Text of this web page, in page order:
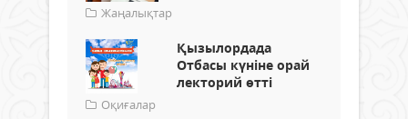
Жаңалықтар
Қызылордада
Отбасы күніне орай
лекторий өтті
Оқиғалар